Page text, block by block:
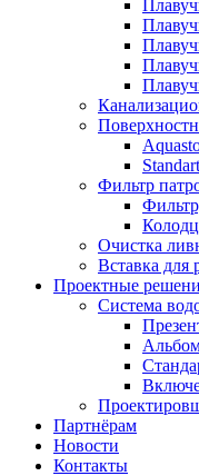
Фильтр
Очистка
Вставка для
Проектные
Система
Партнёрам
Новости
Контакты